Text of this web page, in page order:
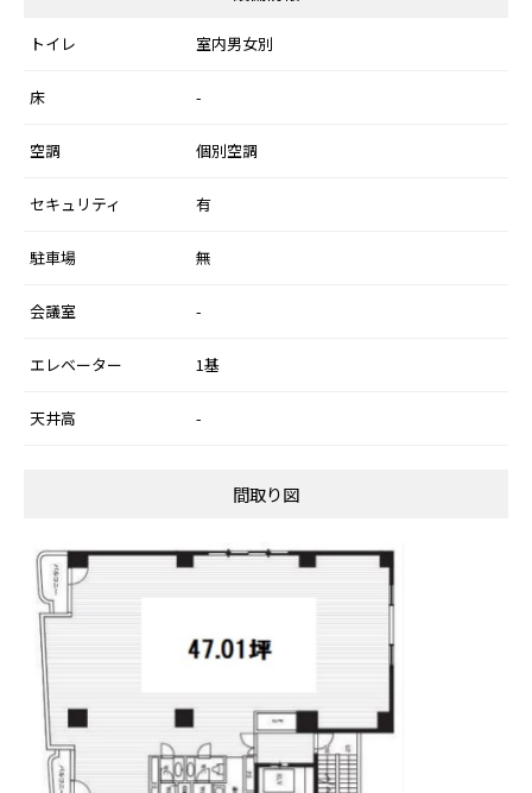
トイレ 室内男女別
床 -
空調 個別空調
セキュリティ 有
駐車場 無
会議室 -
エレベーター 1基
天井高 -
間取り図